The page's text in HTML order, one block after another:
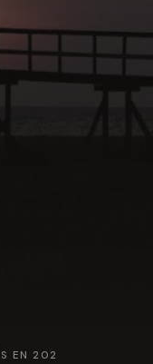
EN 202